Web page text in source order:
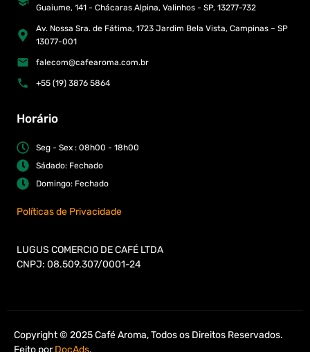
Guaiume, 141 - Chácaras Alpina, Valinhos - SP, 13277-732
Av. Nossa Sra. de Fátima, 1723 Jardim Bela Vista, Campinas – SP
13077-001
falecom@cafearoma.com.br
+55 (19) 3876 5864
Horário
Seg - Sex : 08h00 - 18h00
Sádado: Fechado
Domingo: Fechado
Políticas de Privacidade
LUGUS COMERCIO DE CAFÉ LTDA
CNPJ: 08.509.307/0001-24
Copyright © 2025 Café Aroma, Todos os Direitos Reservados.